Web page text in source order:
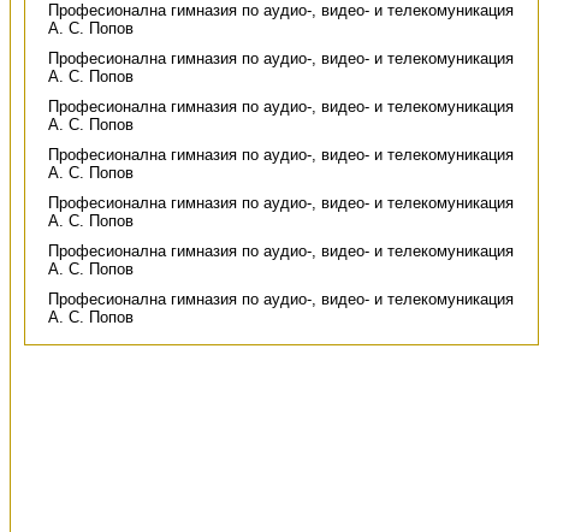
Професионална гимназия по аудио-, видео- и телекомуникация
А. С. Попов
Професионална гимназия по аудио-, видео- и телекомуникация
А. С. Попов
Професионална гимназия по аудио-, видео- и телекомуникация
А. С. Попов
Професионална гимназия по аудио-, видео- и телекомуникация
А. С. Попов
Професионална гимназия по аудио-, видео- и телекомуникация
А. С. Попов
Професионална гимназия по аудио-, видео- и телекомуникация
А. С. Попов
Професионална гимназия по аудио-, видео- и телекомуникация
А. С. Попов